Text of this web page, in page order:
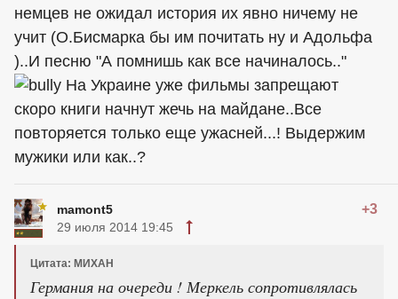
немцев не ожидал история их явно ничему не
учит (О.Бисмарка бы им почитать ну и Адольфа
)..И песню "А помнишь как все начиналось.."
На Украине уже фильмы запрещают
скоро книги начнут жечь на майдане..Все
повторяется только еще ужасней...! Выдержим
мужики или как..?
mamont5 +3
29 июля 2014 19:45
Цитата: МИХАН
Германия на очереди ! Меркель сопротивлялась